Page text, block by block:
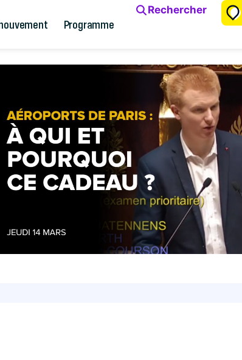
Programme
Rechercher